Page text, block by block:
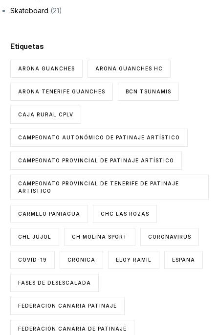
Skateboard (21)
Etiquetas
ARONA GUANCHES ARONA GUANCHES HC
ARONA TENERIFE GUANCHES BCN TSUNAMIS
CAJA RURAL CPLV
CAMPEONATO AUTONÓMICO DE PATINAJE ARTÍSTICO
CAMPEONATO PROVINCIAL DE PATINAJE ARTÍSTICO
CAMPEONATO PROVINCIAL DE TENERIFE DE PATINAJE
ARTÍSTICO
CARMELO PANIAGUA CHC LAS ROZAS
CHL JUJOL CH MOLINA SPORT CORONAVIRUS
COVID-19 CRÓNICA ELOY RAMIL ESPAÑA
FASES DE DESESCALADA
FEDERACION CANARIA PATINAJE
FEDERACIÓN CANARIA DE PATINAJE